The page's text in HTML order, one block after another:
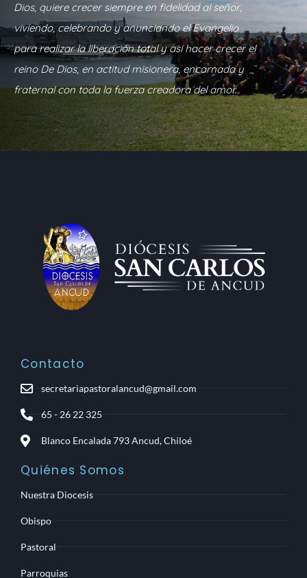
Dios, quiere crecer siempre en fidelidad al señor,
viviendo, celebrando y anunciando el Evangelio
para realizar la liberación total y así hacer crecer el
reino De Dios, en actitud misionera, encarnada y
fraternal con toda la fuerza creadora del amor.
Contacto
secretariapastoralancud@gmail.com
65 - 26 22 325
Blanco Encalada 793 Ancud, Chiloé
Quiénes Somos
Nuestra Diocesis
Obispo
Pastoral
Parroquias